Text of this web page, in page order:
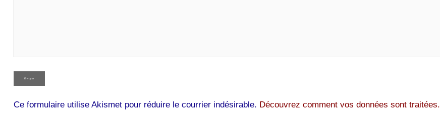
Ce formulaire utilise Akismet pour réduire le courrier indésirable. Découvrez comment vos données sont traitées.